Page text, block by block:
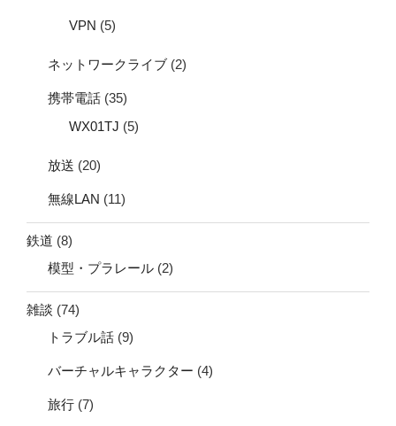
VPN (5)
ネットワークライブ (2)
携帯電話 (35)
WX01TJ (5)
放送 (20)
無線LAN (11)
鉄道 (8)
模型・プラレール (2)
雑談 (74)
トラブル話 (9)
バーチャルキャラクター (4)
旅行 (7)